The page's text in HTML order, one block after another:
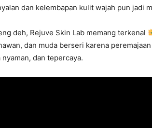
dan kelembapan kulit wajah pun jadi
deh, Rejuve Skin Lab memang terkenal
dan muda berseri karena
dan tepercaya.